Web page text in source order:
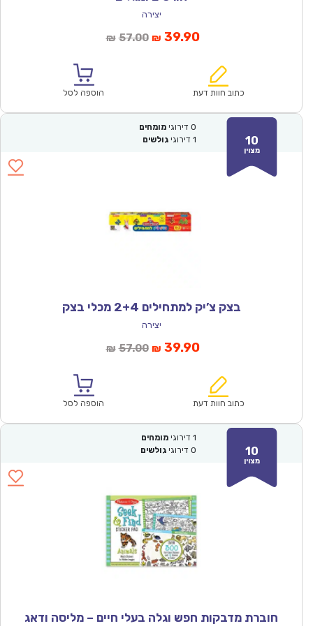
יצירה
₪ 57.00המחיר
₪57.00.
₪ 39.90המחיר
הוא:
כתוב חוות דעת הוספה לסל
10
מצוין
0 דירוגי מומחים
1 דירוגי גולשים
בצק צ’יק למתחילים 2+4 מכלי בצק
יצירה
₪ 57.00המחיר
₪57.00.
₪ 39.90המחיר
הוא:
כתוב חוות דעת הוספה לסל
10
מצוין
1 דירוגי מומחים
0 דירוגי גולשים
חוברת מדבקות חפש וגלה בעלי חיים – מליסה ודאג